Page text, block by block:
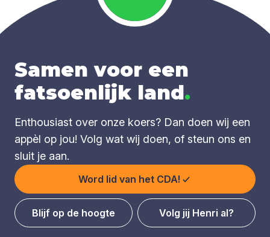
Samen voor een
fatsoenlijk land.
Enthousiast over onze koers? Dan doen wij een
appèl op jou! Volg wat wij doen, of steun ons en
sluit je aan.
Word lid van het CDA!
Blijf op de hoogte Volg jij Henri al?